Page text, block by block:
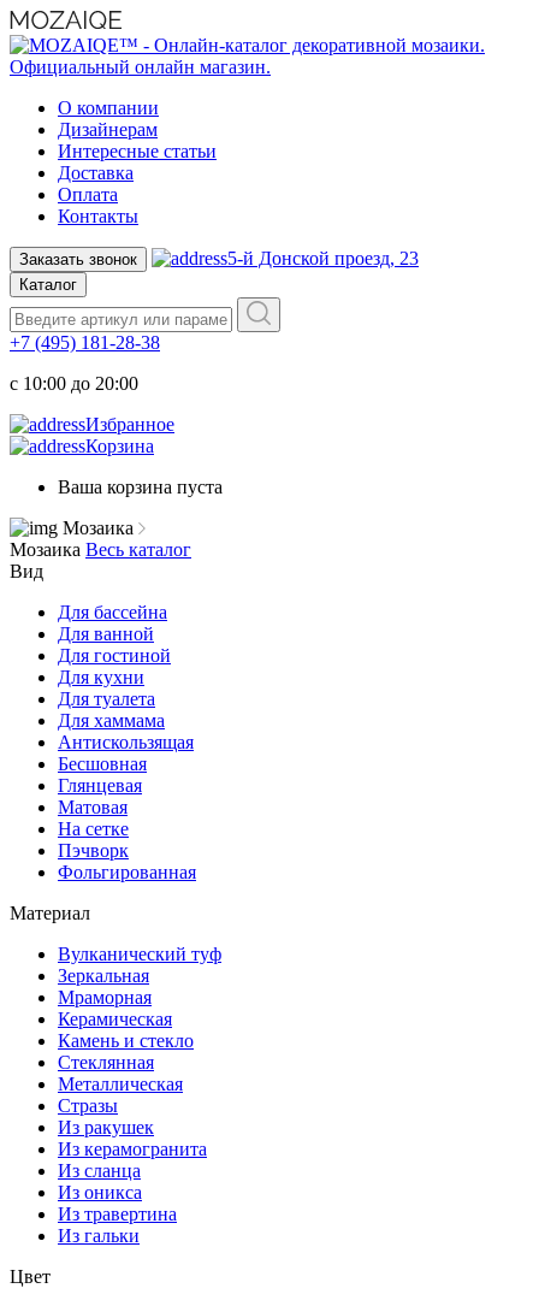
О компании
Дизайнерам
Интересные статьи
Доставка
Оплата
Контакты
Заказать звонок 5-й Донской проезд, 23
Каталог
+7 (495) 181-28-38
c 10:00 до 20:00
Избранное
Корзина
Ваша корзина пуста
Мозаика
Мозаика Весь каталог
Вид
Для бассейна
Для ванной
Для гостиной
Для кухни
Для туалета
Для хаммама
Антискользящая
Бесшовная
Глянцевая
Матовая
На сетке
Пэчворк
Фольгированная
Материал
Вулканический туф
Зеркальная
Мраморная
Керамическая
Камень и стекло
Стеклянная
Металлическая
Стразы
Из ракушек
Из керамогранита
Из сланца
Из оникса
Из травертина
Из гальки
Цвет